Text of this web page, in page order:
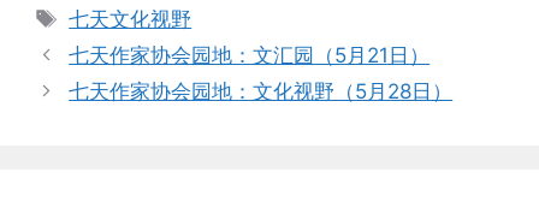
Tags
七天文化视野
七天作家协会园地：文汇园（5月21日）
七天作家协会园地：文化视野（5月28日）